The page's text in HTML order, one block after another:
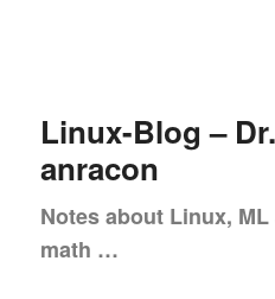
content
contentLinux-Blog –
anracon
Notes about Linux,
math …